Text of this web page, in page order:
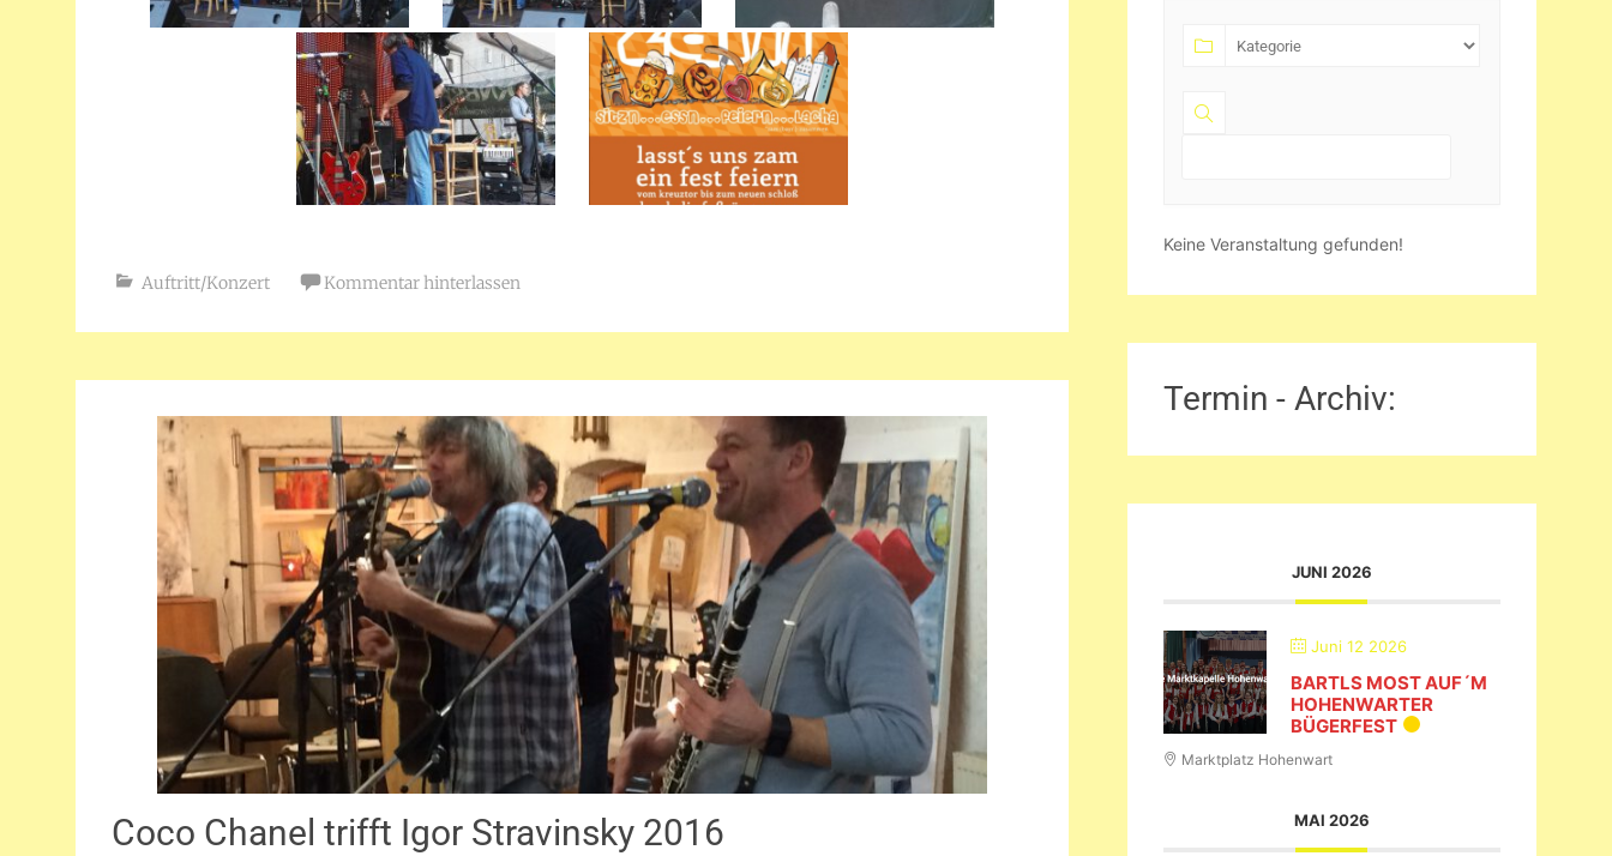
Auftritt/Konzert Kommentar hinterlassen
Coco Chanel trifft Igor Stravinsky 2016
Keine Veranstaltung gefunden!
Termin - Archiv:
JUNI 2026
Juni 12 2026
BARTLS MOST AUF´M
HOHENWARTER
BÜGERFEST
Marktplatz Hohenwart
MAI 2026